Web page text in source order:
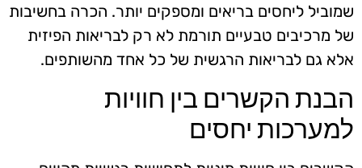
שמוביל ליחסים בריאים ומספקים יותר. הכרה בחשיבות
של מרכיבים טבעיים תורמת לא רק לבריאות הפיזית
אלא גם לבריאות הרגשית של כל אחד מהשותפים.
הבנת הקשרים בין חוויות
למערכות יחסים